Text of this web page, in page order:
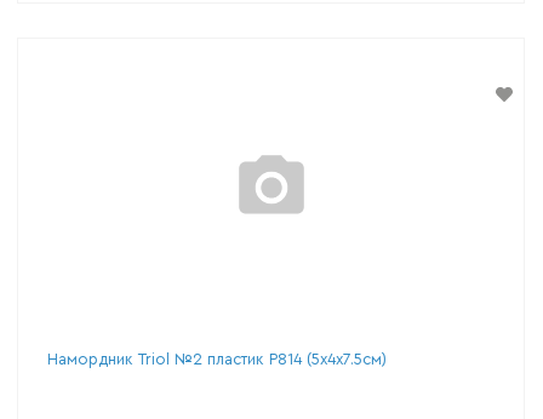
Намордник Triol №2 пластик Р814 (5х4х7.5см)